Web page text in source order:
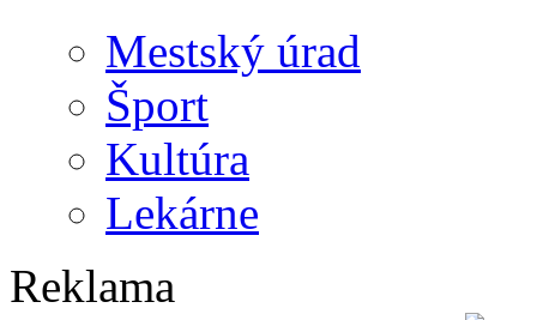
Mestský úrad
Šport
Kultúra
Lekárne
Reklama